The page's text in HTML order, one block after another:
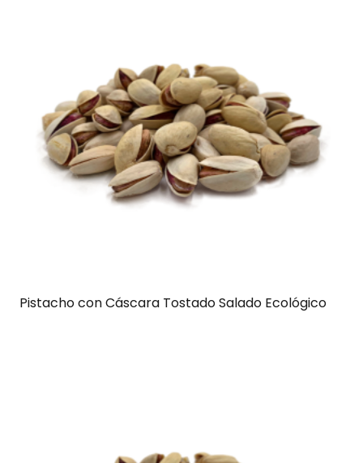
Pistacho con Cáscara Tostado Salado Ecológico